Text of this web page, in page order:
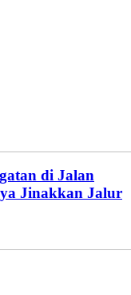
di Jalan
Jinakkan Jalur